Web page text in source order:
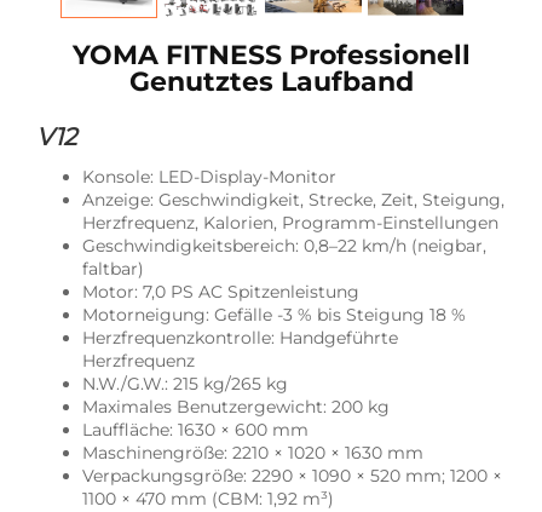
YOMA FITNESS Professionell
Genutztes Laufband
V12
Konsole: LED-Display-Monitor
Anzeige: Geschwindigkeit, Strecke, Zeit, Steigung,
Herzfrequenz, Kalorien, Programm-Einstellungen
Geschwindigkeitsbereich: 0,8–22 km/h (neigbar,
faltbar)
Motor: 7,0 PS AC Spitzenleistung
Motorneigung: Gefälle -3 % bis Steigung 18 %
Herzfrequenzkontrolle: Handgeführte
Herzfrequenz
N.W./G.W.: 215 kg/265 kg
Maximales Benutzergewicht: 200 kg
Lauffläche: 1630 × 600 mm
Maschinengröße: 2210 × 1020 × 1630 mm
Verpackungsgröße: 2290 × 1090 × 520 mm; 1200 ×
1100 × 470 mm (CBM: 1,92 m³)